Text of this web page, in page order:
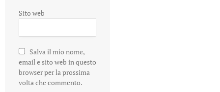
Sito web
Salva il mio nome,
email e sito web in questo
browser per la prossima
volta che commento.